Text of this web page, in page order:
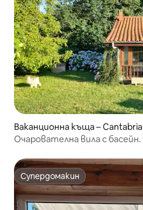
Ваканционна къща – Cantabria
Очарователна вила с басейн.
Супердомакин
Супердомакин